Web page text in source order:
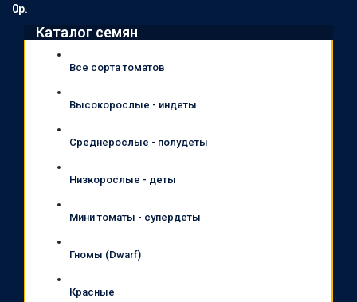
0р.
Каталог семян
Все сорта томатов
Высокорослые - индеты
Среднерослые - полудеты
Низкорослые - деты
Мини томаты - супердеты
Гномы (Dwarf)
Красные